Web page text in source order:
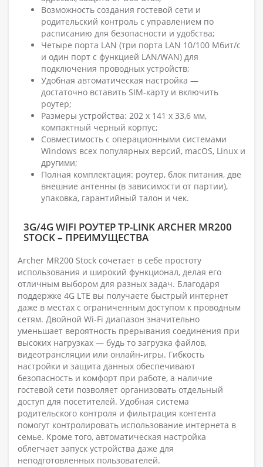
Возможность создания гостевой сети и
родительский контроль с управлением по
расписанию для безопасности и удобства;
Четыре порта LAN (три порта LAN 10/100 Мбит/с
и один порт с функцией LAN/WAN) для
подключения проводных устройств;
Удобная автоматическая настройка —
достаточно вставить SIM-карту и включить
роутер;
Размеры устройства: 202 x 141 x 33,6 мм,
компактный черный корпус;
Совместимость с операционными системами
Windows всех популярных версий, macOS, Linux и
другими;
Полная комплектация: роутер, блок питания, две
внешние антенны (в зависимости от партии),
упаковка, гарантийный талон и чек.
3G/4G WIFI РОУТЕР TP-LINK ARCHER MR200
STOCK – ПРЕИМУЩЕСТВА
Archer MR200 Stock сочетает в себе простоту
использования и широкий функционал, делая его
отличным выбором для разных задач. Благодаря
поддержке 4G LTE вы получаете быстрый интернет
даже в местах с ограниченным доступом к проводным
сетям. Двойной Wi-Fi диапазон значительно
уменьшает вероятность прерывания соединения при
высоких нагрузках — будь то загрузка файлов,
видеотрансляции или онлайн-игры. Гибкость
настройки и защита данных обеспечивают
безопасность и комфорт при работе, а наличие
гостевой сети позволяет организовать отдельный
доступ для посетителей. Удобная система
родительского контроля и фильтрация контента
помогут контролировать использование интернета в
семье. Кроме того, автоматическая настройка
облегчает запуск устройства даже для
неподготовленных пользователей.